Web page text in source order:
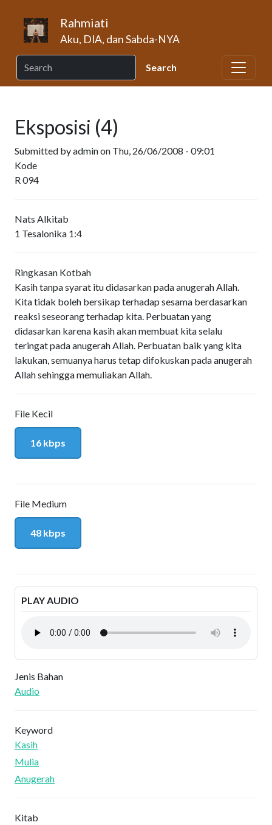
Rahmiati
Aku, DIA, dan Sabda-NYA
Eksposisi (4)
Submitted byadminon Thu, 26/06/2008 - 09:01
Kode
R 094
Nats Alkitab
1 Tesalonika 1:4
Ringkasan Kotbah
Kasih tanpa syarat itu didasarkan pada anugerah Allah.
Kita tidak boleh bersikap terhadap sesama berdasarkan
reaksi seseorang terhadap kita. Perbuatan yang
didasarkan karena kasih akan membuat kita selalu
teringat pada anugerah Allah. Perbuatan baik yang kita
lakukan, semuanya harus tetap difokuskan pada anugerah
Allah sehingga memuliakan Allah.
File Kecil
16 kbps
File Medium
48 kbps
PLAY AUDIO
Jenis Bahan
Audio
Keyword
Kasih
Mulia
Anugerah
Kitab